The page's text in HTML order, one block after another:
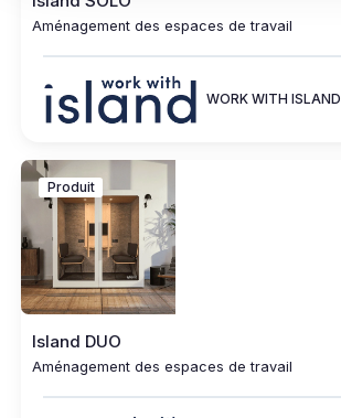
Aménagement des espaces de travail
WORK WITH ISLAND
Produit
Island DUO
Aménagement des espaces de travail